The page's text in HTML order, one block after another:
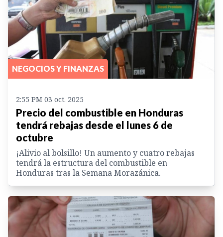
NEGOCIOS Y FINANZAS
2:55 PM 03 oct. 2025
Precio del combustible en Honduras
tendrá rebajas desde el lunes 6 de
octubre
¡Alivio al bolsillo! Un aumento y cuatro rebajas
tendrá la estructura del combustible en
Honduras tras la Semana Morazánica.